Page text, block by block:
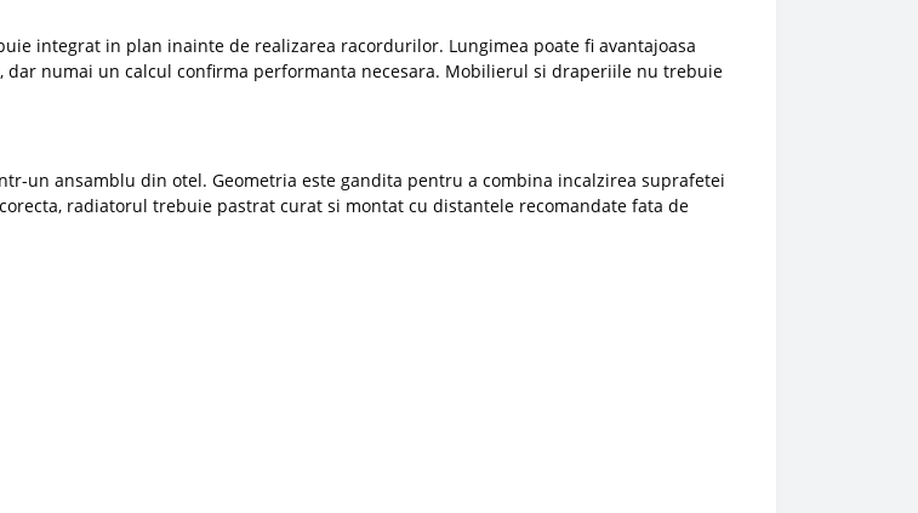
integrat in plan inainte de realizarea racordurilor. Lungimea poate fi avantajoasa
numai un calcul confirma performanta necesara. Mobilierul si draperiile nu trebuie
un ansamblu din otel. Geometria este gandita pentru a combina incalzirea suprafetei
radiatorul trebuie pastrat curat si montat cu distantele recomandate fata de